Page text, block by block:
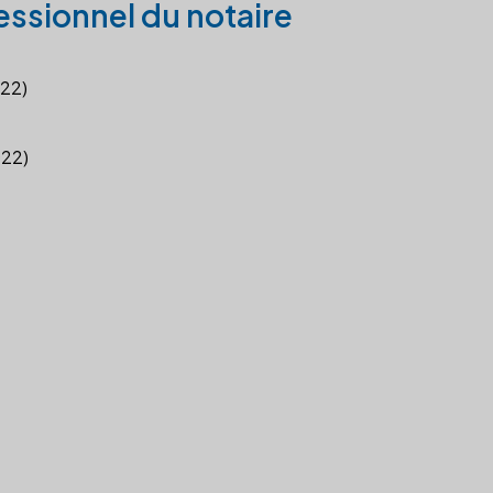
du notaire